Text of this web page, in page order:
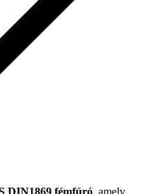
DIN1869 fémfúró, amely